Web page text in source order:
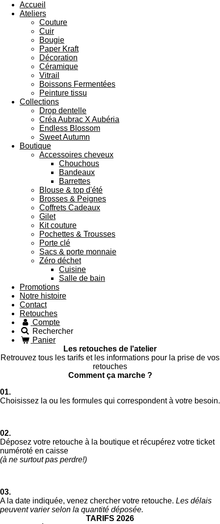
Accueil
Ateliers
Couture
Cuir
Bougie
Paper Kraft
Décoration
Céramique
Vitrail
Boissons Fermentées
Peinture tissu
Collections
Drop dentelle
Créa Aubrac X Aubéria
Endless Blossom
Sweet Autumn
Boutique
Accessoires cheveux
Chouchous
Bandeaux
Barrettes
Blouse & top d'été
Brosses & Peignes
Coffrets Cadeaux
Gilet
Kit couture
Pochettes & Trousses
Porte clé
Sacs & porte monnaie
Zéro déchet
Cuisine
Salle de bain
Promotions
Notre histoire
Contact
Retouches
Compte
Rechercher
Panier
Les retouches de l'atelier
Retrouvez tous les tarifs et les informations pour la prise de vos
retouches
Comment ça marche ?
01.
Choisissez la ou les formules qui correspondent à votre besoin.
02.
Déposez votre retouche à la boutique et récupérez votre ticket
numéroté en caisse
(à ne surtout pas perdre!)
03.
A la date indiquée, venez chercher votre retouche. Les délais
peuvent varier selon la quantité déposée.
TARIFS 2026